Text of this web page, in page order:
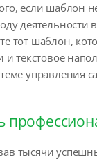
если шаблон
тот шаблон,
и текстовое
управления
тысячи